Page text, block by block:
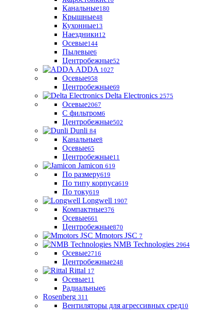
Канальные180
Крышные48
Кухонные13
Наездники12
Осевые144
Пылевые6
Центробежные52
ADDA 1027
Осевые958
Центробежные69
Delta Electronics 2575
Осевые2067
С фильтром6
Центробежные502
Dunli 84
Канальные8
Осевые65
Центробежные11
Jamicon 619
По размеру619
По типу корпуса619
По току619
Longwell 1907
Компактные376
Осевые661
Центробежные870
Mmotors JSC 7
NMB Technologies 2964
Осевые2716
Центробежные248
Rittal 17
Осевые11
Радиальные6
Rosenberg 311
Вентиляторы для агрессивных сред10